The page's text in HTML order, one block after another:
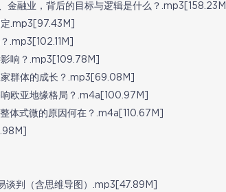
金融业，背后的目标与逻辑是什么？.mp3[158.23M]
.mp3[97.43M]
.mp3[102.11M]
响？.mp3[109.78M]
群体的成长？.mp3[69.08M]
欧亚地缘格局？.m4a[100.97M]
体式微的原因何在？.m4a[110.67M]
判（含思维导图）.mp3[47.89M]